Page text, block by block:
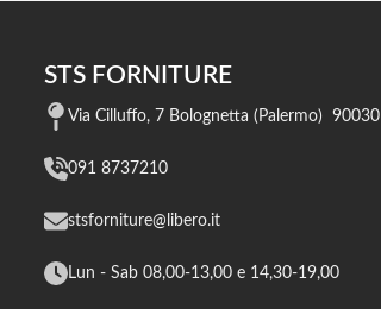
STS FORNITURE
Via Cilluffo, 7 Bolognetta (Palermo) 90030
091 8737210
stsforniture@libero.it
Lun - Sab 08,00-13,00 e 14,30-19,00